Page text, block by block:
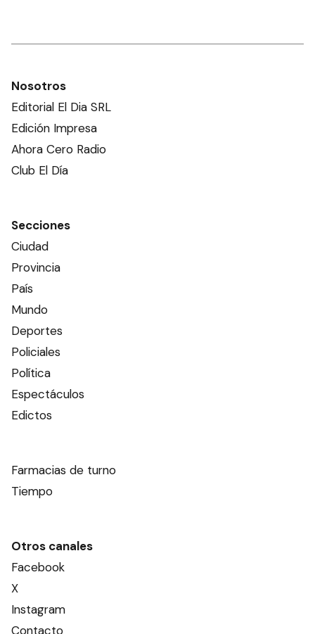
Nosotros
Editorial El Dia SRL
Edición Impresa
Ahora Cero Radio
Club El Día
Secciones
Ciudad
Provincia
País
Mundo
Deportes
Policiales
Política
Espectáculos
Edictos
Farmacias de turno
Tiempo
Otros canales
Facebook
X
Instagram
Contacto